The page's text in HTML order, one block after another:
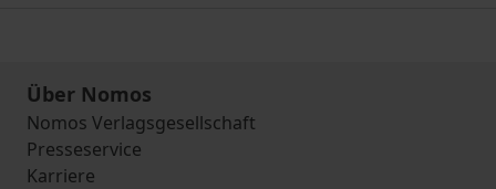
Über Nomos
Nomos Verlagsgesellschaft
Presseservice
Karriere